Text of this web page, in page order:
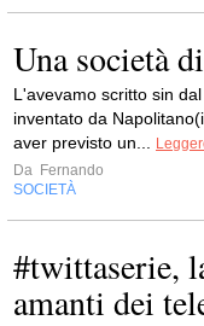
Una società
L'avevamo scritto sin
inventato da
aver previsto un...
Da Fernando
SOCIETÀ
#twittaserie,
amanti dei